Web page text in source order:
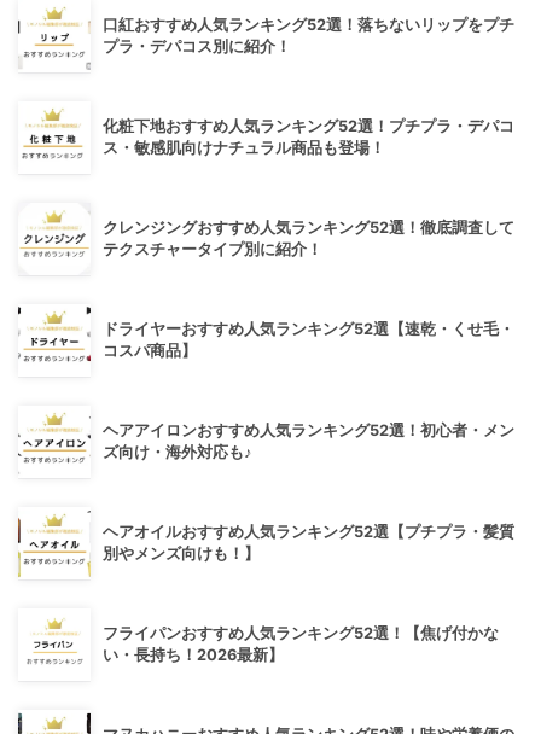
口紅おすすめ人気ランキング52選！落ちないリップをプチ
プラ・デパコス別に紹介！
化粧下地おすすめ人気ランキング52選！プチプラ・デパコ
ス・敏感肌向けナチュラル商品も登場！
クレンジングおすすめ人気ランキング52選！徹底調査して
テクスチャータイプ別に紹介！
ドライヤーおすすめ人気ランキング52選【速乾・くせ毛・
コスパ商品】
ヘアアイロンおすすめ人気ランキング52選！初心者・メン
ズ向け・海外対応も♪
ヘアオイルおすすめ人気ランキング52選【プチプラ・髪質
別やメンズ向けも！】
フライパンおすすめ人気ランキング52選！【焦げ付かな
い・長持ち！2026最新】